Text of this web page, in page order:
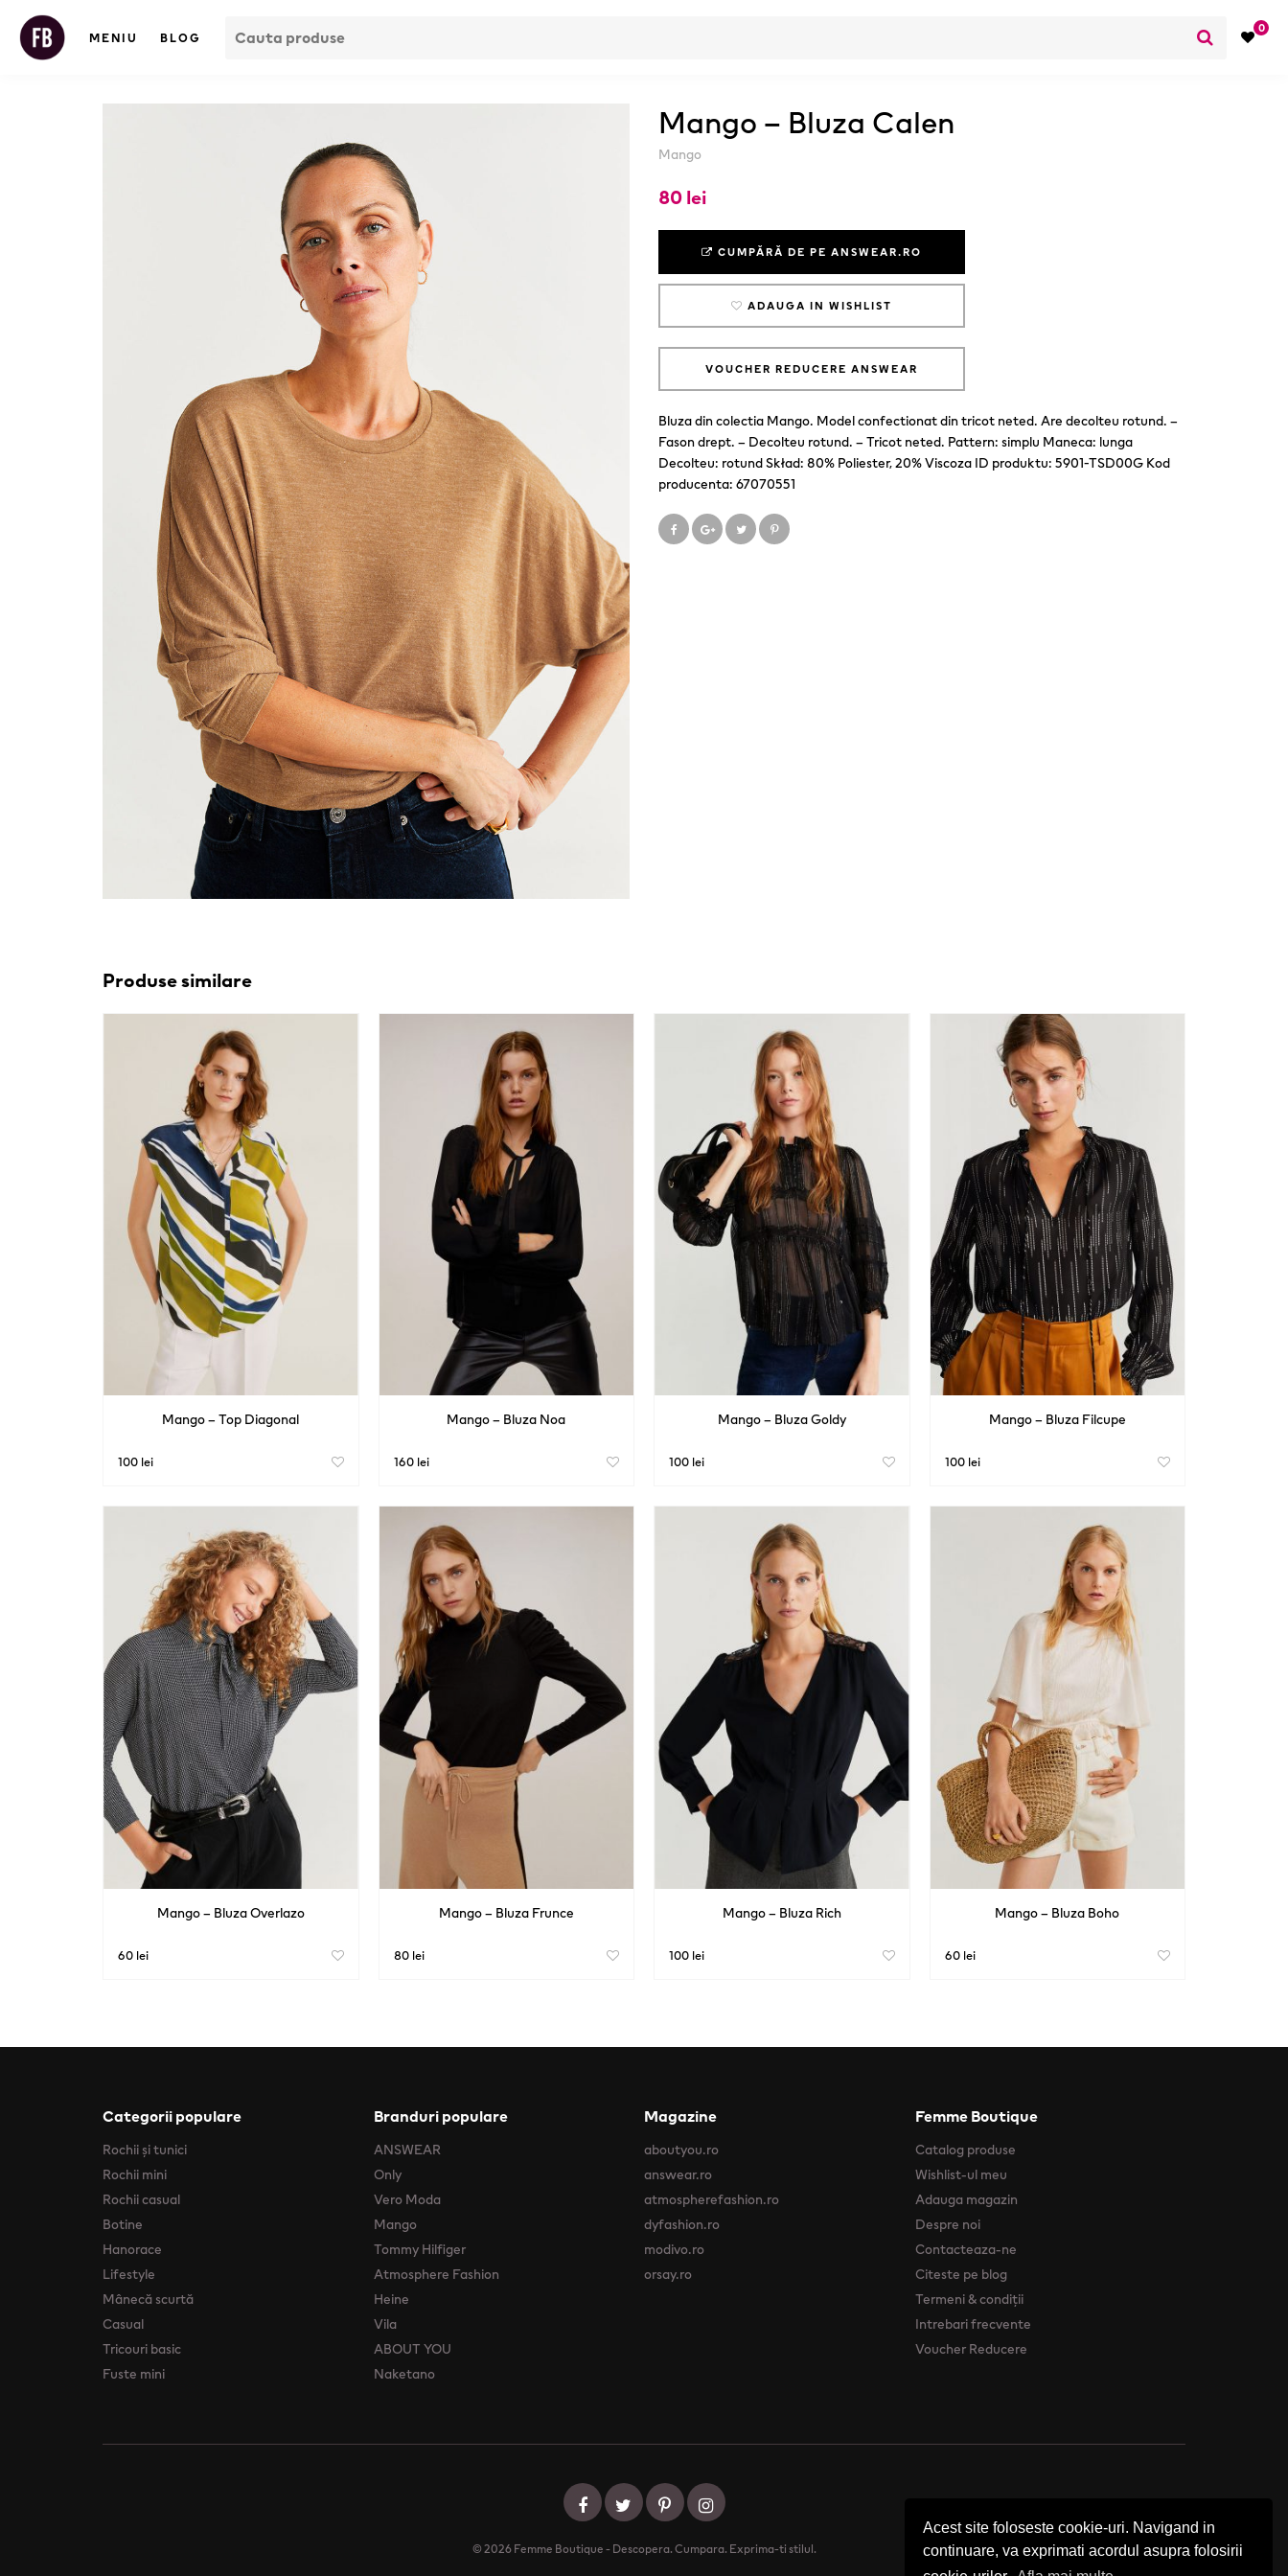
Acest site foloseste cookie-uri. Navigand in
continuare, va exprimati acordul asupra folosirii
MENIU BLOG
0
Mango – Bluza Calen
Mango
80 lei
CUMPĂRĂ DE PE ANSWEAR.RO
ADAUGA IN WISHLIST
VOUCHER REDUCERE ANSWEAR
Bluza din colectia Mango. Model confectionat din tricot neted. Are decolteu rotund. –
Fason drept. – Decolteu rotund. – Tricot neted. Pattern: simplu Maneca: lunga
Decolteu: rotund Skład: 80% Poliester, 20% Viscoza ID produktu: 5901-TSD00G Kod
producenta: 67070551
Produse similare
Mango – Top Diagonal
100 lei
Mango – Bluza Noa
160 lei
Mango – Bluza Goldy
100 lei
Mango – Bluza Filcupe
100 lei
Mango – Bluza Overlazo
60 lei
Mango – Bluza Frunce
80 lei
Mango – Bluza Rich
100 lei
Mango – Bluza Boho
60 lei
Categorii populare
Rochii şi tunici
Rochii mini
Rochii casual
Botine
Hanorace
Lifestyle
Mânecă scurtă
Casual
Tricouri basic
Fuste mini
Branduri populare
ANSWEAR
Only
Vero Moda
Mango
Tommy Hilfiger
Atmosphere Fashion
Heine
Vila
ABOUT YOU
Naketano
Magazine
aboutyou.ro
answear.ro
atmospherefashion.ro
dyfashion.ro
modivo.ro
orsay.ro
Femme Boutique
Catalog produse
Wishlist-ul meu
Adauga magazin
Despre noi
Contacteaza-ne
Citeste pe blog
Termeni & condiții
Intrebari frecvente
Voucher Reducere
© 2026 Femme Boutique - Descopera. Cumpara. Exprima-ti stilul.